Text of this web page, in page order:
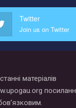
Twitter
Join us on Twitter
матеріалів